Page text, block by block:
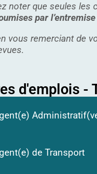
noter que seules les
par
vous remerciant de
d'emplois -
de Transport